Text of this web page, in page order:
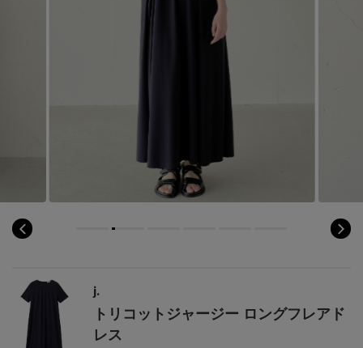
j.
トリコットジャージー ロングフレアド
レス